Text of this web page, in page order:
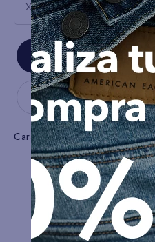
XS
Características
Tela